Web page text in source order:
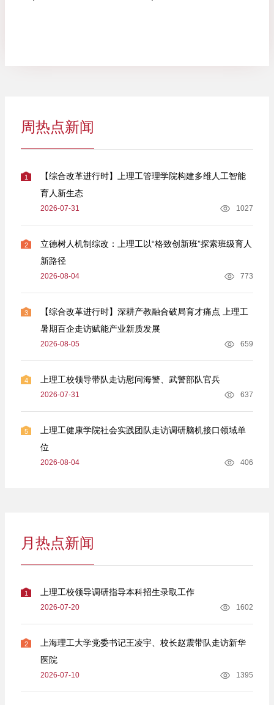
周热点新闻
1
【综合改革进行时】上理工管理学院构建多维人工智能
育人新生态
2026-07-31 1027
2
立德树人机制综改：上理工以“格致创新班”探索班级育人
新路径
2026-08-04 773
3
【综合改革进行时】深耕产教融合破局育才痛点 上理工
暑期百企走访赋能产业新质发展
2026-08-05 659
4 上理工校领导带队走访慰问海警、武警部队官兵
2026-07-31 637
5
上理工健康学院社会实践团队走访调研脑机接口领域单
位
2026-08-04 406
月热点新闻
1 上理工校领导调研指导本科招生录取工作
2026-07-20 1602
2
上海理工大学党委书记王凌宇、校长赵震带队走访新华
医院
2026-07-10 1395